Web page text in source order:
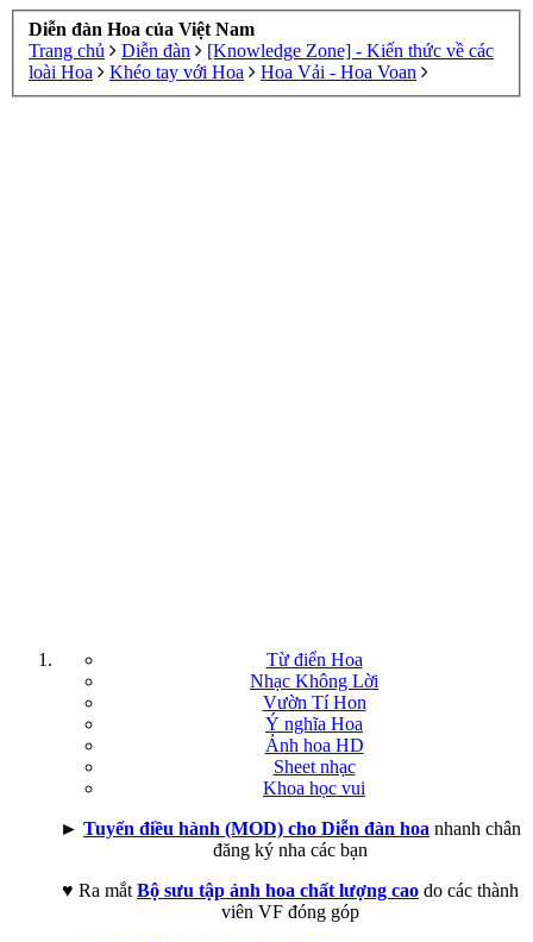
Diễn đàn Hoa của Việt Nam
Trang chủ
Diễn đàn
[Knowledge Zone] - Kiến thức về các
loài Hoa
Khéo tay với Hoa Hoa Vải - Hoa Voan
Từ điển Hoa
Nhạc Không Lời
Vườn Tí Hon
Ý nghĩa Hoa
Ảnh hoa HD
Sheet nhạc
Khoa học vui
► Tuyển điều hành (MOD) cho Diễn đàn hoa nhanh chân
đăng ký nha các bạn
♥ Ra mắt Bộ sưu tập ảnh hoa chất lượng cao do các thành
viên VF đóng góp